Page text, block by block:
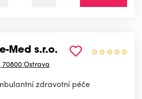
Med s.r.o.
70800 Ostrava
zdravotní péče